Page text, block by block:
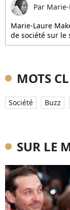
Par
Marie-Laure
de société sur le
MOTS
Société Buzz
SUR LE